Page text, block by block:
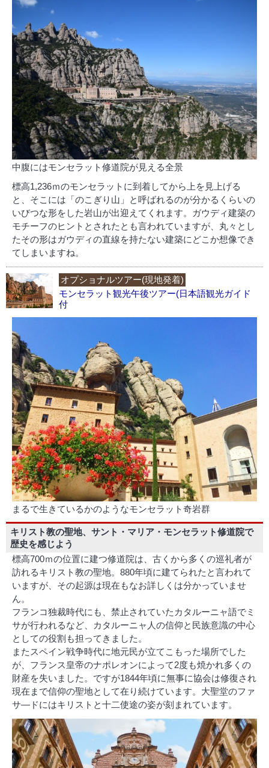
中腹にはモンセラット修道院が見える全景
標高1,236ｍのモンセラットに到着してから上を見上げる
と、そこには「のこぎり山」と呼ばれるのが分かるくらいの
いびつな形をした岩山が出迎えてくれます。ガウディ建築の
モチーフのヒントとされたとも言われていますが、丸々とし
たその形はガウディの直線を持たない建築にどこか想像でき
てしまいますね。
オプショナルツアー(現地発着)
モンセラット観光午後ツアー(日本語観光ガイド
付
まるで生きているかのようなモンセラット奇岩群
キリスト教の聖地、サント・マリア・モンセラット修道院で
歴史を感じよう
標高700ｍの位置に建つ修道院は、古くから多くの巡礼者が
訪れるキリスト教の聖地。880年頃に建てられたと言われて
いますが、その起源は現在もなお詳しくは分かっていませ
ん。
フランコ独裁時代にも、禁止されていたカタルーニャ語でミ
サが行われるなど、カタルーニャ人の信仰と民族意識の中心
としての役割も担ってきました。
またスペイン戦争時代に地元民が立てこもった場所でした
が、フランス皇帝のナポレオンによって2度も焼かれ多くの
財産を失いました。ですが1844年頃に無事に協会は修復され
現在まで信仰の聖地として在り続けています。大聖堂のファ
サ―ドにはキリストと十二使途の姿が刻まれています。